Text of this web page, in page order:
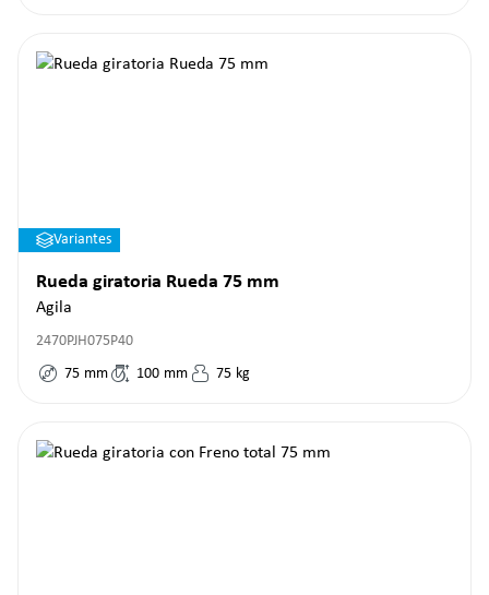
Variantes
Rueda giratoria Rueda 75 mm
Agila
2470PJH075P40
75 mm 100 mm 75 kg